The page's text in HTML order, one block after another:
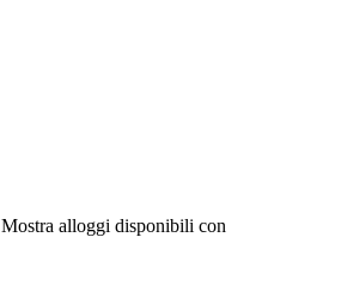
Mostra alloggi disponibili con